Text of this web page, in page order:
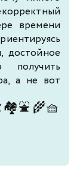
времени
достойное
получить
а не вот
🏘️⛲ 🌾🧺